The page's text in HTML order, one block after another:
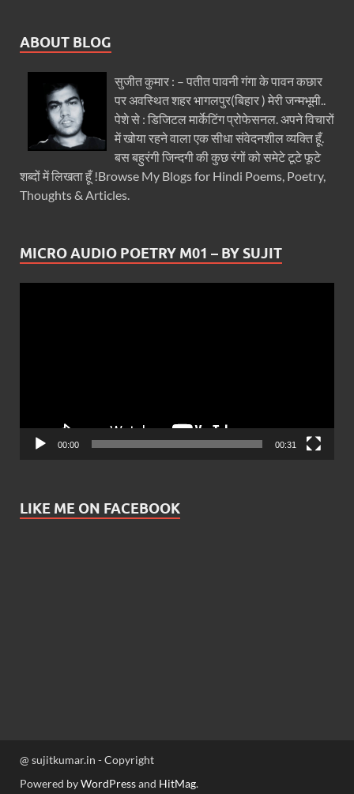
ABOUT BLOG
सुजीत कुमार : – पतीत पावनी गंगा के पावन कछार
पर अवस्थित शहर भागलपुर(बिहार ) मेरी जन्मभूमी..
पेशे से : डिजिटल मार्केटिंग प्रोफेसनल. अपने विचारों
में खोया रहने वाला एक सीधा संवेदनशील व्यक्ति हूँ.
बस बहुरंगी जिन्दगी की कुछ रंगों को समेटे टूटे फूटे
शब्दों में लिखता हूँ !Browse My Blogs for Hindi Poems, Poetry,
Thoughts & Articles.
MICRO AUDIO POETRY M01 – BY SUJIT
00:00 00:31
LIKE ME ON FACEBOOK
@ sujitkumar.in - Copyright
Powered byWordPressand HitMag.